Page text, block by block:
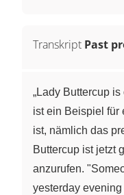
Transkript Past
„Lady Buttercup
ist ein Beispiel für
ist, nämlich das
Buttercup ist jetzt
anzurufen.
yesterday